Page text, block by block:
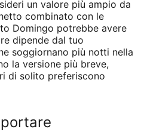
un valore più ampio da
combinato con le
Domingo potrebbe avere
dipende dal tuo
soggiornano più notti nella
la versione più breve,
di solito preferiscono